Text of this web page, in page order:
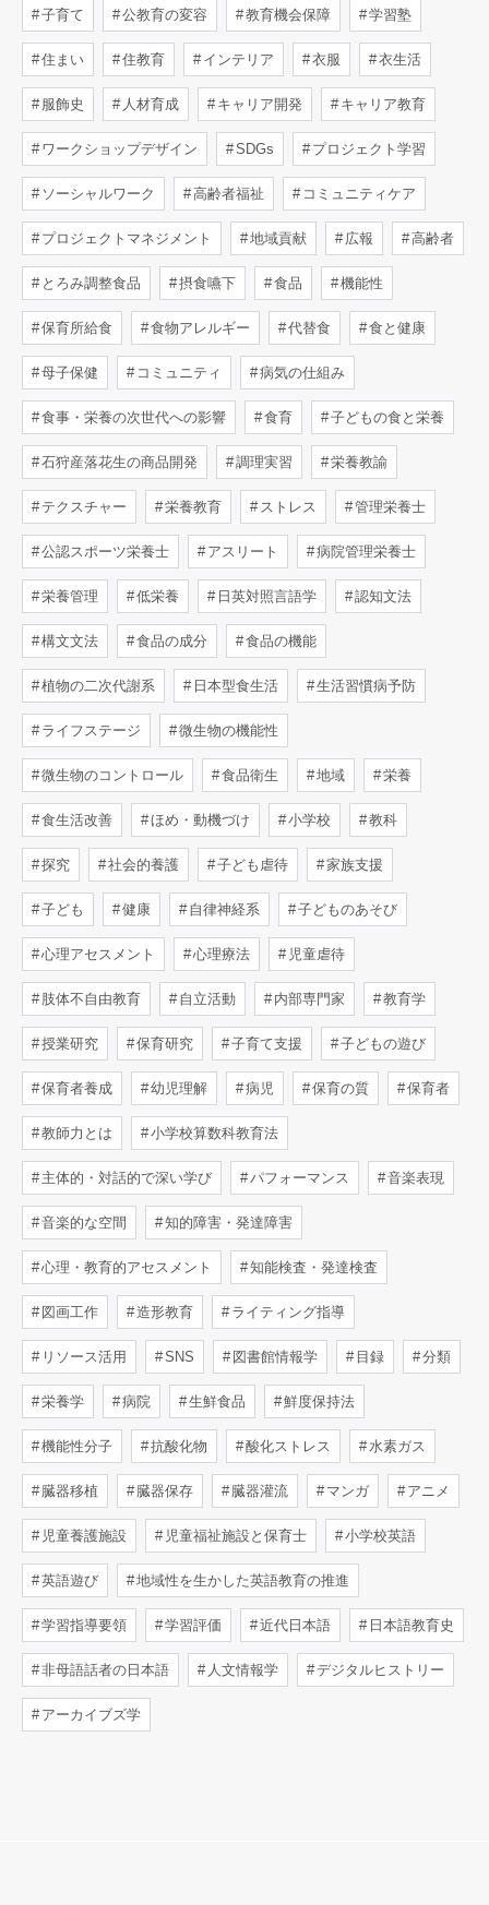
子育て 公教育の変容 教育機会保障 学習塾
住まい 住教育 インテリア 衣服 衣生活
服飾史 人材育成 キャリア開発 キャリア教育
ワークショップデザイン SDGs プロジェクト学習
ソーシャルワーク 高齢者福祉 コミュニティケア
プロジェクトマネジメント 地域貢献 広報 高齢者
とろみ調整食品 摂食嚥下 食品 機能性
保育所給食 食物アレルギー 代替食 食と健康
母子保健 コミュニティ 病気の仕組み
食事・栄養の次世代への影響 食育 子どもの食と栄養
石狩産落花生の商品開発 調理実習 栄養教諭
テクスチャー 栄養教育 ストレス 管理栄養士
公認スポーツ栄養士 アスリート 病院管理栄養士
栄養管理 低栄養 日英対照言語学 認知文法
構文文法 食品の成分 食品の機能
植物の二次代謝系 日本型食生活 生活習慣病予防
ライフステージ 微生物の機能性
微生物のコントロール 食品衛生 地域 栄養
食生活改善 ほめ・動機づけ 小学校 教科
探究 社会的養護 子ども虐待 家族支援
子ども 健康 自律神経系 子どものあそび
心理アセスメント 心理療法 児童虐待
肢体不自由教育 自立活動 内部専門家 教育学
授業研究 保育研究 子育て支援 子どもの遊び
保育者養成 幼児理解 病児 保育の質 保育者
教師力とは 小学校算数科教育法
主体的・対話的で深い学び パフォーマンス 音楽表現
音楽的な空間 知的障害・発達障害
心理・教育的アセスメント 知能検査・発達検査
図画工作 造形教育 ライティング指導
リソース活用 SNS 図書館情報学 目録 分類
栄養学 病院 生鮮食品 鮮度保持法
機能性分子 抗酸化物 酸化ストレス 水素ガス
臓器移植 臓器保存 臓器灌流 マンガ アニメ
児童養護施設 児童福祉施設と保育士 小学校英語
英語遊び 地域性を生かした英語教育の推進
学習指導要領 学習評価 近代日本語 日本語教育史
非母語話者の日本語 人文情報学 デジタルヒストリー
アーカイブズ学